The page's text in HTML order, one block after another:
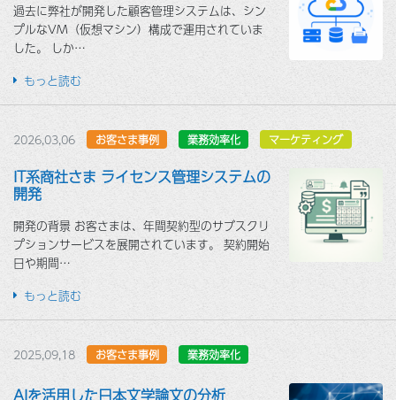
過去に弊社が開発した顧客管理システムは、シン
プルなVM（仮想マシン）構成で運用されていま
した。 しか…
もっと読む
2026,03,06 お客さま事例 業務効率化 マーケティング
IT系商社さま ライセンス管理システムの
開発
開発の背景 お客さまは、年間契約型のサブスクリ
プションサービスを展開されています。 契約開始
日や期間…
もっと読む
2025,09,18 お客さま事例 業務効率化
AIを活用した日本文学論文の分析